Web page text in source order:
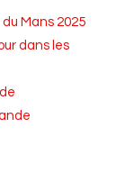
Mans 2025
dans les